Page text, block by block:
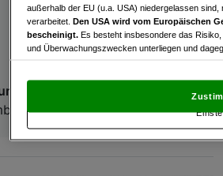
€ 3.950.000,00
Kaufpreis
Immobilienkanzlei
außerhalb der EU (u.a. USA) niedergelassen
verarbeitet. Den USA wird vom Europäischen
bescheinigt. Es besteht insbesondere das
und Überwachungszwecken unterliegen und
und Widerspruch gegen die Verarbeitung auf der
„Cookie Einstellungen“, die sich auf jeder Seite